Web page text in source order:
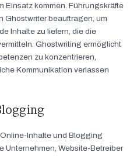
Einsatz kommen. Führungskräfte
Ghostwriter beauftragen, um
Inhalte zu liefern, die die
Ghostwriting ermöglicht
zu konzentrieren,
Kommunikation verlassen
Inhalte und Blogging
Unternehmen, Website-Betreiber